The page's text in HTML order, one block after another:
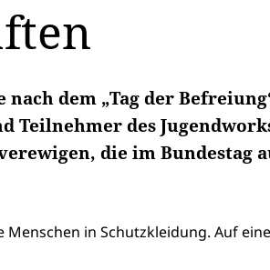
dem „Tag der
Teilnehmer des
die im Bundestag